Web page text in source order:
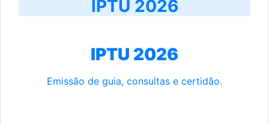
IPTU 2026
IPTU 2026
Emissão de guia, consultas e certidão.